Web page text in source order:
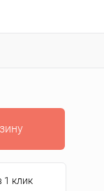
1 клик